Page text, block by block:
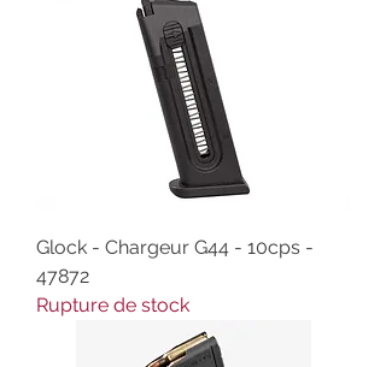
Glock - Chargeur G44 - 10cps -
47872
Rupture de stock